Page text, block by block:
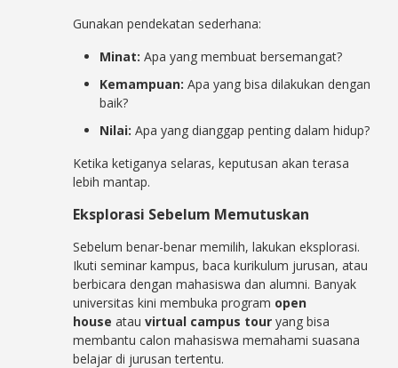
Gunakan pendekatan sederhana:
Minat: Apa yang membuat bersemangat?
Kemampuan: Apa yang bisa dilakukan dengan
baik?
Nilai: Apa yang dianggap penting dalam hidup?
Ketika ketiganya selaras, keputusan akan terasa
lebih mantap.
Eksplorasi Sebelum Memutuskan
Sebelum benar-benar memilih, lakukan eksplorasi.
Ikuti seminar kampus, baca kurikulum jurusan, atau
berbicara dengan mahasiswa dan alumni. Banyak
universitas kini membuka program open
house atauvirtual campus tour yang bisa
membantu calon mahasiswa memahami suasana
belajar di jurusan tertentu.